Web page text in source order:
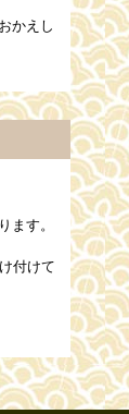
かえし
ます。
付けて